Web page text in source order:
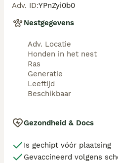
door een pup kan delen
De oma belle heeft zelf nu
bezit en weten we alle in en
Adv. ID:YPnZyi0b0
Nestgegevens
Adv. Locatie
Honden in het nest
Ras
Generatie
Leeftijd
Beschikbaar
Gezondheid & Docs
Is gechipt vóór plaatsing
Gevaccineerd volgens